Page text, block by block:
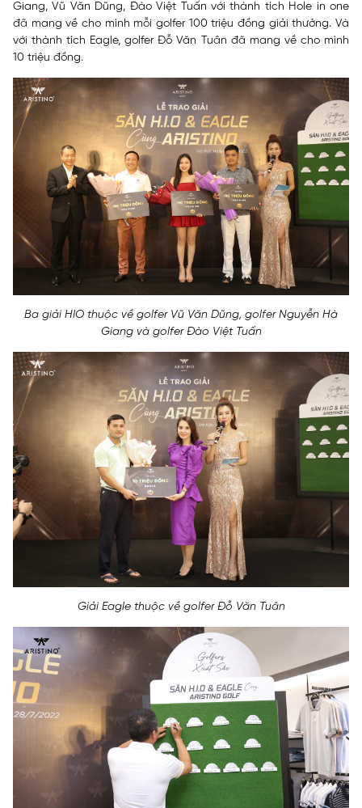
Giang, Vũ Văn Dũng, Đào Việt Tuấn với thành tích Hole in one
đã mang về cho mình mỗi golfer 100 triệu đồng giải thưởng. Và
với thành tích Eagle, golfer Đỗ Văn Tuân đã mang về cho mình
10 triệu đồng.
Ba giải HIO thuộc về golfer Vũ Văn Dũng, golfer Nguyễn Hà
Giang và golfer Đào Việt Tuấn
Giải Eagle thuộc về golfer Đỗ Văn Tuân